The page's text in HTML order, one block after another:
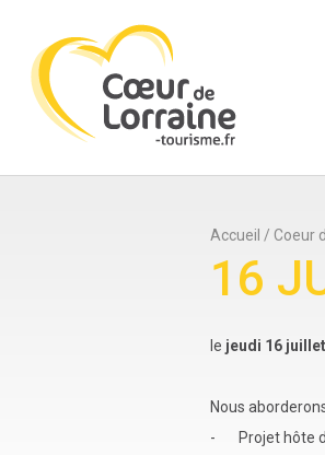
Accueil / Coeur
16
le jeudi 16
Nous
- Projet hôte